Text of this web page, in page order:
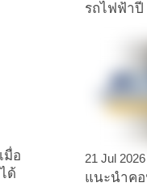
มื่อ
ด้
รถไฟฟ้าปี
21 Jul 2026
แนะนำค